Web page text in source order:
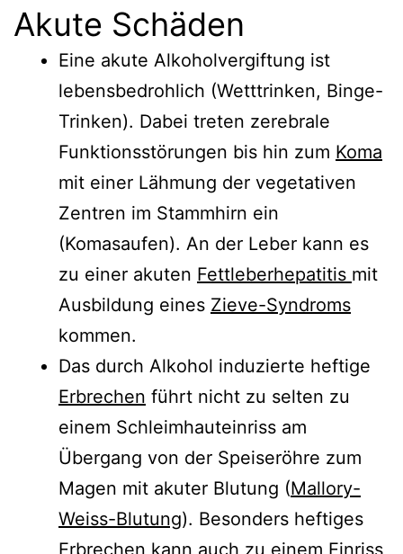
Akute Schäden
Eine akute Alkoholvergiftung ist
lebensbedrohlich (Wetttrinken, Binge-
Trinken). Dabei treten zerebrale
Funktionsstörungen bis hin zum Koma
mit einer Lähmung der vegetativen
Zentren im Stammhirn ein
(Komasaufen). An der Leber kann es
zu einer akuten Fettleberhepatitis mit
Ausbildung eines Zieve-Syndroms
kommen.
Das durch Alkohol induzierte heftige
Erbrechen führt nicht zu selten zu
einem Schleimhauteinriss am
Übergang von der Speiseröhre zum
Magen mit akuter Blutung (Mallory-
Weiss-Blutung). Besonders heftiges
Erbrechen kann auch zu einem Einriss